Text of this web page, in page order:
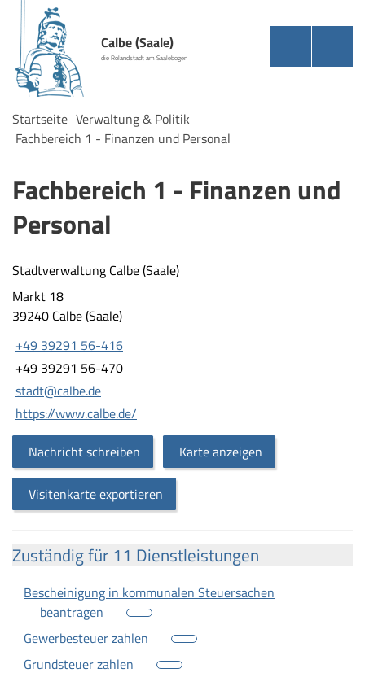
Calbe (Saale)
die Rolandstadt am Saalebogen
Startseite Verwaltung & Politik
Fachbereich 1 - Finanzen und Personal
Fachbereich 1 - Finanzen und
Personal
Stadtverwaltung Calbe (Saale)
Markt 18
39240 Calbe (Saale)
+49 39291 56-416
+49 39291 56-470
stadt@calbe.de
https://www.calbe.de/
Nachricht schreiben
Karte anzeigen
Visitenkarte exportieren
Zuständig für 11 Dienstleistungen
Bescheinigung in kommunalen Steuersachen
beantragen
Gewerbesteuer zahlen
Grundsteuer zahlen